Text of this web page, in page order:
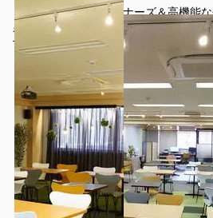
【中区栄3丁目/デザイナーズ＆高機能な
名まで可/各種セミナー・ビジネス会議
TSUNAGARU SPACE